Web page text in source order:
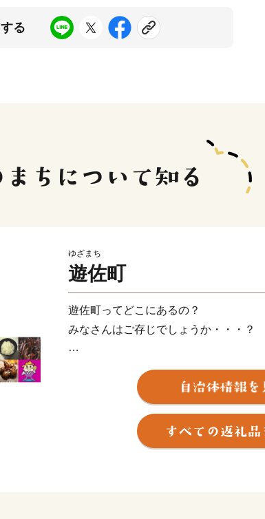
る
ゆざまち
遊佐町
遊佐町ってどこにあるの？
みなさんはご存じでしょうか・・・？
答えは「山形のおでこ」です！
山形県を人の横顔に見立てると、遊佐
いう地理的な特徴があります。